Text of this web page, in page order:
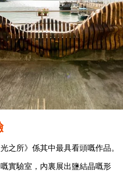
之所》係其中最具看頭嘅作品。
實驗室，內裏展出鹽結晶嘅形